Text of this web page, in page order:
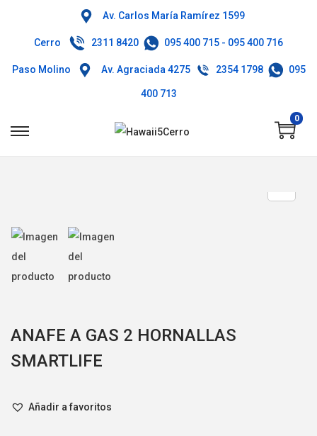
Av. Carlos María Ramírez 1599
Cerro 2311 8420 095 400 715 - 095 400 716
Paso Molino Av. Agraciada 4275 2354 1798 095
400 713
0
ANAFE A GAS 2 HORNALLAS
SMARTLIFE
Añadir a favoritos